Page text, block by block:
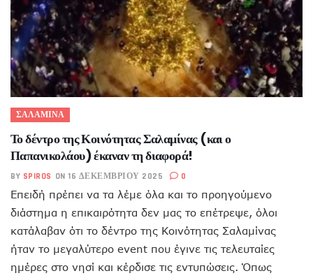
ΣΑΛΑΜΙΝΑ
Το δέντρο της Κοινότητας Σαλαμίνας (και ο
Παπανικολάου) έκαναν τη διαφορά!
BY SPIROS ON 16 ΔΕΚΕΜΒΡΊΟΥ 2025 0
Επειδή πρέπει να τα λέμε όλα και το προηγούμενο
διάστημα η επικαιρότητα δεν μας το επέτρεψε, όλοι
κατάλαβαν ότι το δέντρο της Κοινότητας Σαλαμίνας
ήταν το μεγαλύτερο event που έγινε τις τελευταίες
ημέρες στο νησί και κέρδισε τις εντυπώσεις. Όπως